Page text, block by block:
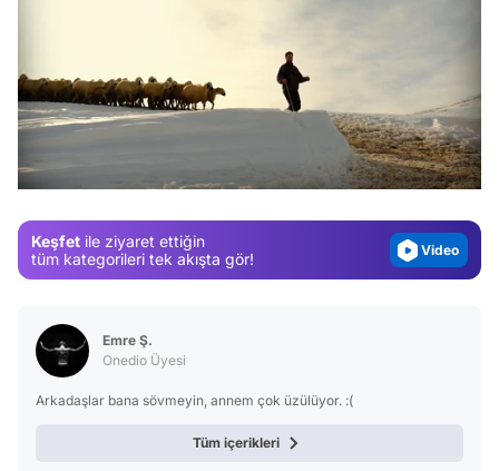
Keşfet ile ziyaret ettiğin
tüm kategorileri tek akışta gör!
Video
Test
Gündem
Video
Test
Emre Ş.
Onedio Üyesi
Arkadaşlar bana sövmeyin, annem çok üzülüyor. :(
Tüm içerikleri